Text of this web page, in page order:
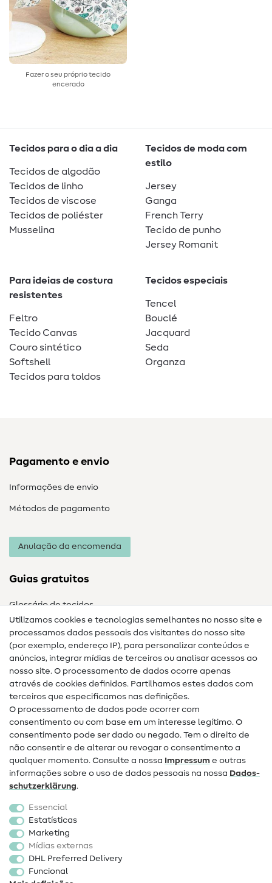
Fazer o seu próprio tecido
encerado
Tecidos para o dia a dia
Tecidos de algodão
Tecidos de linho
Tecidos de viscose
Tecidos de poliéster
Musselina
Tecidos de moda com
estilo
Jersey
Ganga
French Terry
Tecido de punho
Jersey Romanit
Para ideias de costura
resistentes
Feltro
Tecido Canvas
Couro sintético
Softshell
Tecidos para toldos
Tecidos especiais
Tencel
Bouclé
Jacquard
Seda
Organza
Pagamento e envio
Informações de envio
Métodos de pagamento
Anulação da encomenda
Guias gratuitos
Glossário de tecidos
Guias de costura
Ajuda e contacto
Contacto
Mudança de proprietário
Perguntas frequentes (FAQ)
Direito de cancelamento
Popular
Tecidos
Acessórios de costura
Promoção
Utilizamos cookies e tecnologias semelhantes no nosso site e
processamos dados pessoais dos visitantes do nosso site
(por exemplo, endereço IP), para personalizar conteúdos e
anúncios, integrar mídias de terceiros ou analisar acessos ao
nosso site. O processamento de dados ocorre apenas
através de cookies definidos. Partilhamos estes dados com
terceiros que especificamos nas definições.
O processamento de dados pode ocorrer com
consentimento ou com base em um interesse legítimo. O
consentimento pode ser dado ou negado. Tem o direito de
não consentir e de alterar ou revogar o consentimento a
qualquer momento. Consulte a nossa Impressum e outras
informações sobre o uso de dados pessoais na nossa Dados­
schutz­erklärung.
Essencial
Estatísticas
Marketing
Mídias externas
DHL Preferred Delivery
Funcional